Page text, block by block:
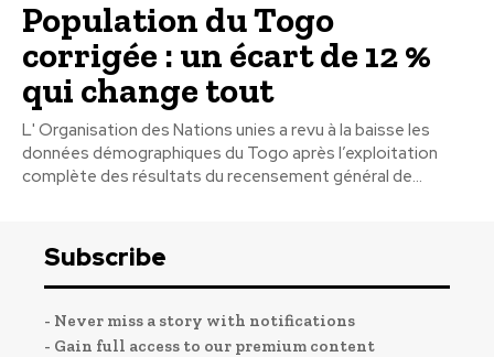
Population du Togo
corrigée : un écart de 12 %
qui change tout
L' Organisation des Nations unies a revu à la baisse les
données démographiques du Togo après l’exploitation
complète des résultats du recensement général de...
Subscribe
- Never miss a story with notifications
- Gain full access to our premium content